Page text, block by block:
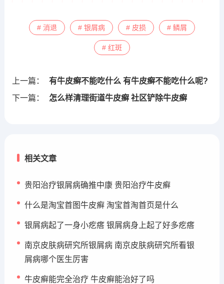
# 消退 # 银屑病 # 皮损 # 鳞屑
# 红斑
上一篇：
有牛皮癣不能吃什么 有牛皮癣不能吃什么呢?
下一篇：
怎么样清理街道牛皮癣 社区铲除牛皮癣
相关文章
贵阳治疗银屑病确推中康 贵阳治疗牛皮癣
什么是淘宝首图牛皮癣 淘宝首淘首页是什么
银屑病起了一身小疙瘩 银屑病身上起了好多疙瘩
南京皮肤病研究所银屑病 南京皮肤病研究所看银
屑病哪个医生厉害
牛皮癣能完全治疗 牛皮癣能治好了吗